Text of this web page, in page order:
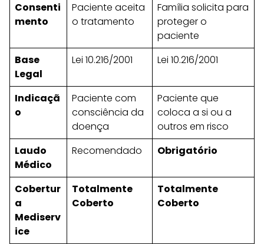
Consenti
mento
Paciente aceita
o tratamento
Família solicita para
proteger o
paciente
Base
Legal
Lei 10.216/2001 Lei 10.216/2001
Indicaçã
o
Paciente com
consciência da
doença
Paciente que
coloca a si ou a
outros em risco
Laudo
Médico
Recomendado Obrigatório
Cobertur
a
Mediserv
ice
Totalmente
Coberto
Totalmente
Coberto